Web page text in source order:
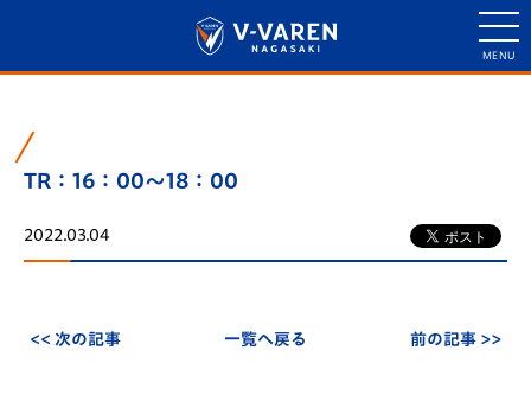
TR：16：00～18：00
2022.03.04
<< 次の記事 一覧へ戻る 前の記事 >>